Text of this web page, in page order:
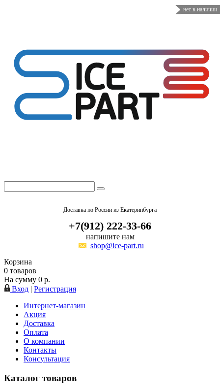
Доставка по России из Екатеринбурга
+7(912) 222-33-66
напишите нам
shop@ice-part.ru
Корзина
0 товаров
На сумму 0 р.
Вход | Регистрация
Интернет-магазин
Акция
Доставка
Оплата
О компании
Контакты
Консультация
Каталог товаров
нет в наличии